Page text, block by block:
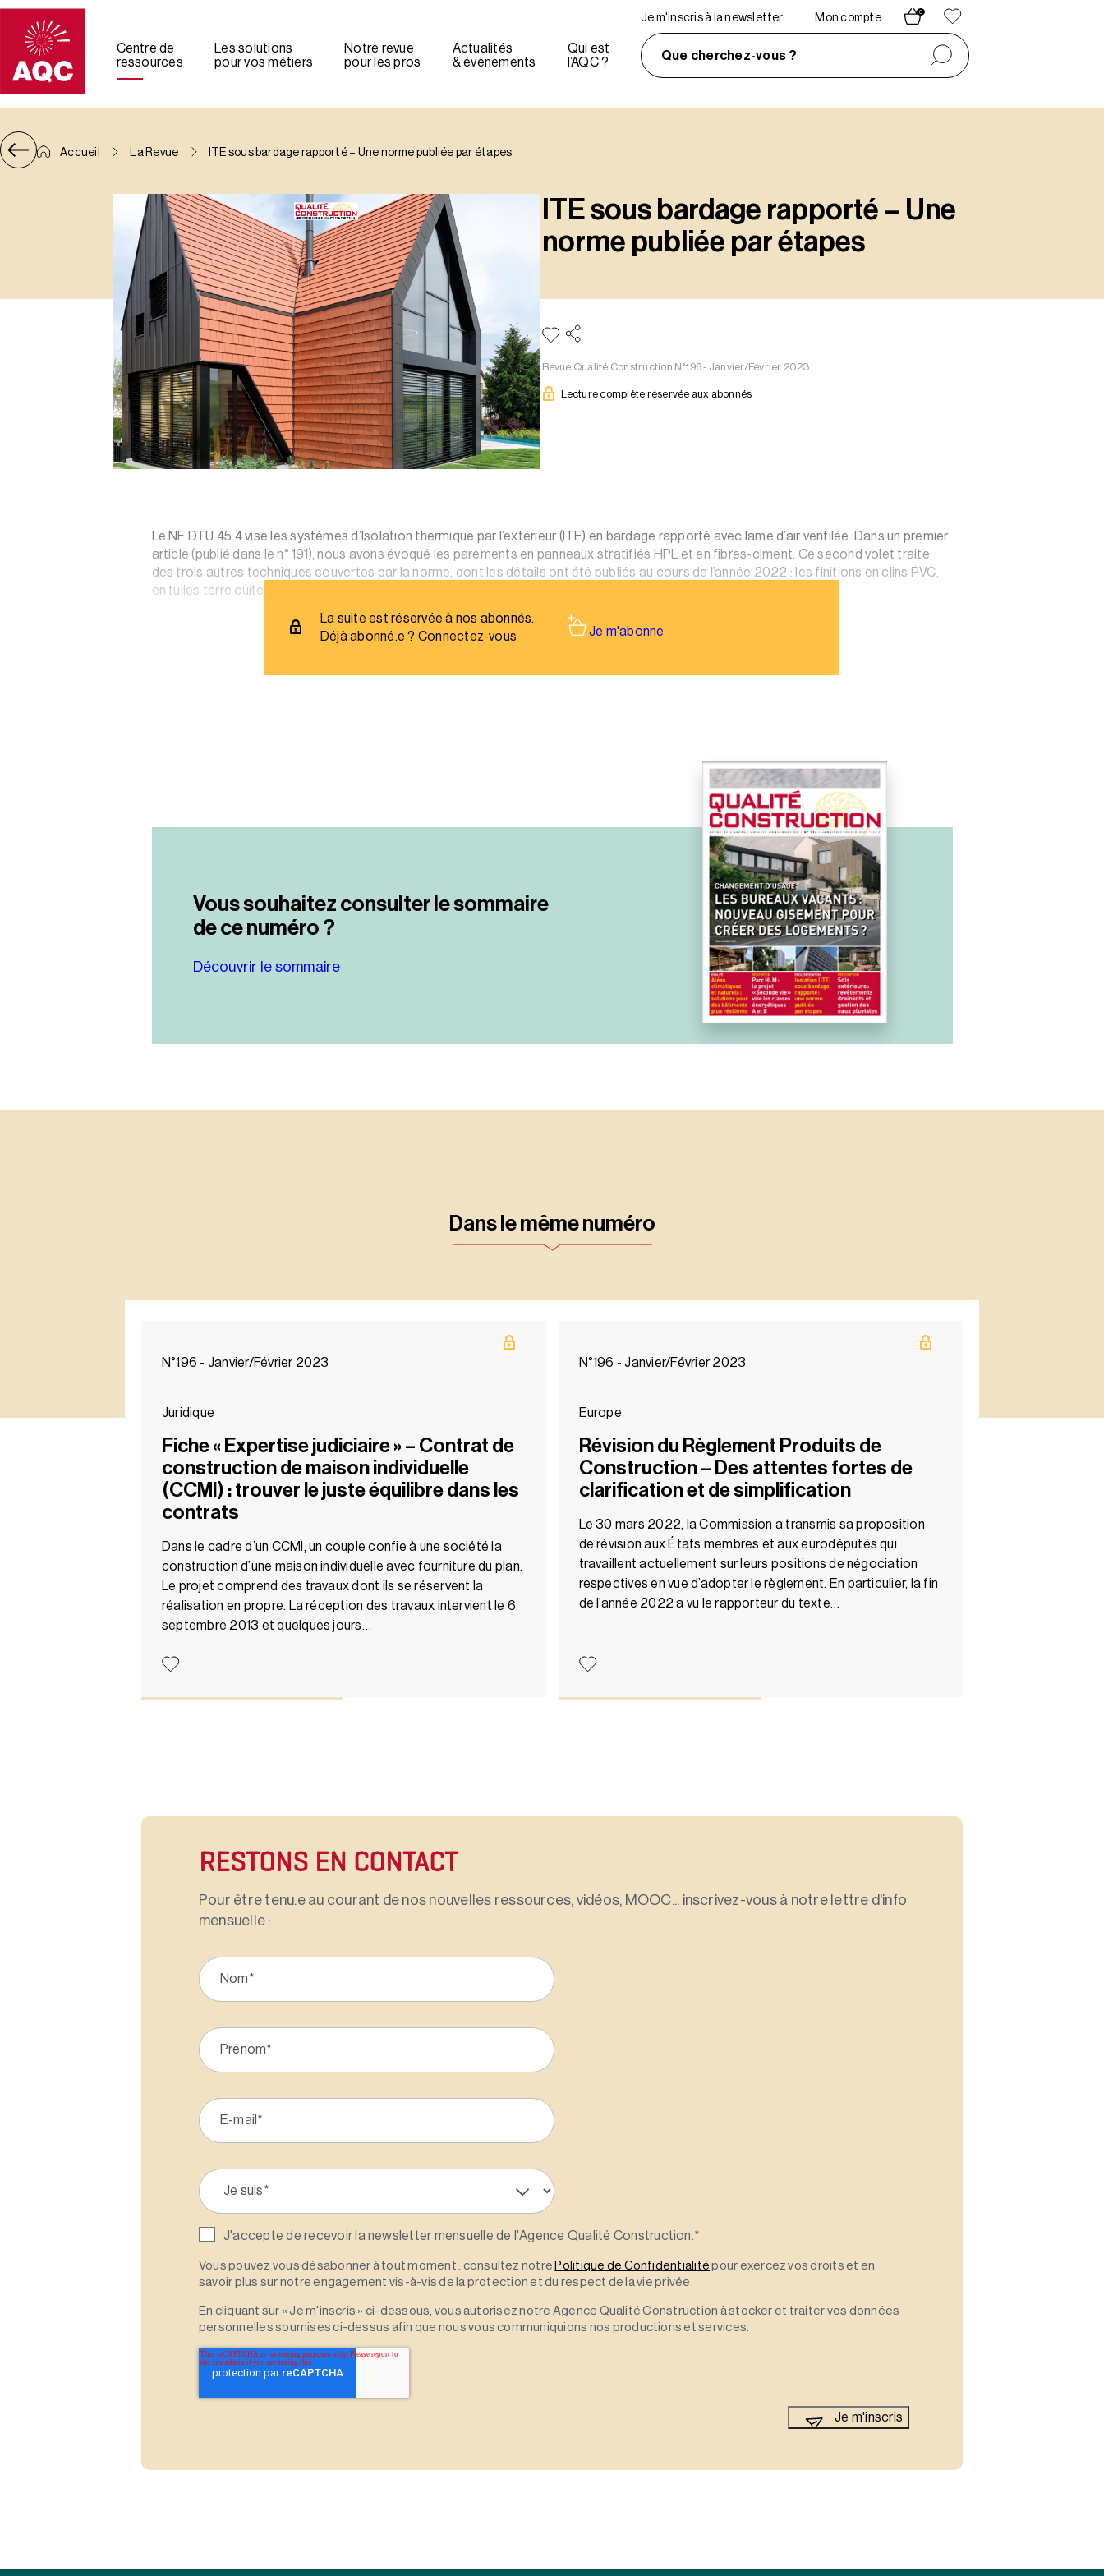
Panneau de gestion des cookies
Centre de
ressources
Les solutions
pour vos métiers
Notre revue
pour les pros
Actualités
& évènements
Qui est
l’AQC ?
Je m'inscris à la newsletter Mon compte
0
Que cherchez-vous ?
Accueil La Revue ITE sous bardage rapporté – Une norme publiée par étapes
ITE sous bardage rapporté – Une
norme publiée par étapes
Revue Qualité Construction N°196 - Janvier/Février 2023
Lecture complète réservée aux abonnés
Le NF DTU 45.4 vise les systèmes d’Isolation thermique par l’extérieur (ITE) en bardage rapporté avec lame d’air ventilée. Dans un premier
article (publié dans le n° 191), nous avons évoqué les parements en panneaux stratifiés HPL et en fibres-ciment. Ce second volet traite
des trois autres techniques couvertes par la norme, dont les détails ont été publiés au cours de l’année 2022 : les finitions en clins PVC,
en tuiles terre cuite ou béton, ou encore en ardoises naturelles ou fibres-ciment.
La suite est réservée à nos abonnés.
Déjà abonné.e ? Connectez-vous Je m'abonne
Vous souhaitez consulter le sommaire
de ce numéro ?
Découvrir le sommaire
Dans le même numéro
N°196 - Janvier/Février 2023
Juridique
Fiche « Expertise judiciaire » – Contrat de
construction de maison individuelle
(CCMI) : trouver le juste équilibre dans les
contrats
Dans le cadre d’un CCMI, un couple confie à une société la
construction d’une maison individuelle avec fourniture du plan.
Le projet comprend des travaux dont ils se réservent la
réalisation en propre. La réception des travaux intervient le 6
septembre 2013 et quelques jours…
N°196 - Janvier/Février 2023
Europe
Révision du Règlement Produits de
Construction – Des attentes fortes de
clarification et de simplification
Le 30 mars 2022, la Commission a transmis sa proposition
de révision aux États membres et aux eurodéputés qui
travaillent actuellement sur leurs positions de négociation
respectives en vue d’adopter le règlement. En particulier, la fin
de l’année 2022 a vu le rapporteur du texte…
RESTONS EN CONTACT
Pour être tenu.e au courant de nos nouvelles ressources, vidéos, MOOC... inscrivez-vous à notre lettre d'info
mensuelle :
J'accepte de recevoir la newsletter mensuelle de l'Agence Qualité Construction.*
Vous pouvez vous désabonner à tout moment : consultez notre Politique de Confidentialité pour exercez vos droits et en
savoir plus sur notre engagement vis-à-vis de la protection et du respect de la vie privée.
En cliquant sur « Je m'inscris » ci-dessous, vous autorisez notre Agence Qualité Construction à stocker et traiter vos données
personnelles soumises ci-dessus afin que nous vous communiquions nos productions et services.